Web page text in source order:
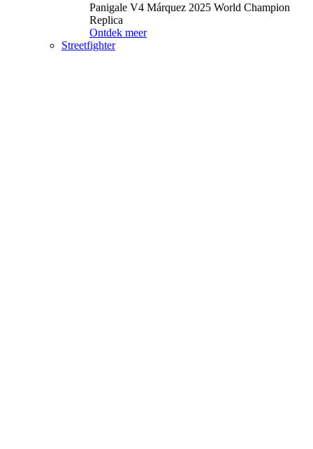
Panigale V4 Márquez 2025 World Champion
Replica
Ontdek meer
Streetfighter